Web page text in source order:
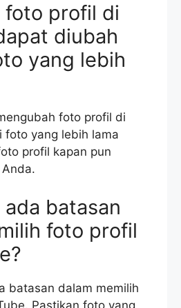
foto profil di
diubah
yang lebih
foto profil di
foto yang lebih lama
profil kapan pun
batasan
foto profil
batasan dalam memilih
Pastikan foto yang